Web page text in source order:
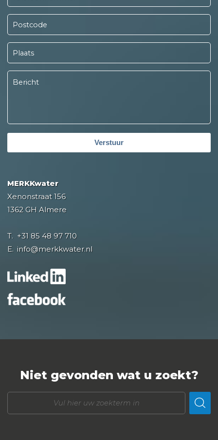
Verstuur
MERKKwater
Xenonstraat 156
1362 GH Almere
T. +31 85 48 97 710
E. info@merkkwater.nl
Niet gevonden wat u zoekt?